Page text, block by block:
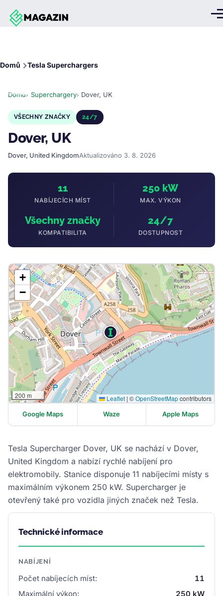
Přejít k hlavnímu obsahu
Domů Tesla Superchargers
Domů Superchargery Dover, UK
VŠECHNY ZNAČKY 24/7
Dover, UK
Dover, United KingdomAktualizováno 3. 8. 2026
11
NABÍJECÍCH MÍST
250 kW
MAX. VÝKON
Všechny značky
KOMPATIBILITA
24/7
DOSTUPNOST
Tesla Supercharger Dover, UK se nachází v Dover,
United Kingdom a nabízí rychlé nabíjení pro
elektromobily. Stanice disponuje 11 nabíjecími místy s
maximálním výkonem 250 kW. Supercharger je
otevřený také pro vozidla jiných značek než Tesla.
Technické informace
NABÍJENÍ
Počet nabíjecích míst:
11
Maximální výkon:
250 kW
+
−
200 m Leaflet | ©OpenStreetMapcontributors
Google Maps Waze Apple Maps